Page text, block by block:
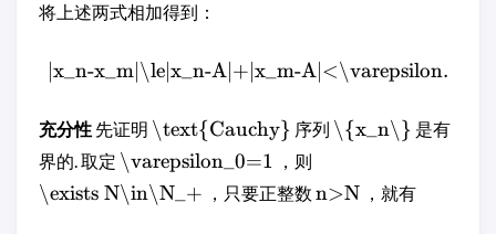
将上述两式相加得到：
|x_n-x_m|\le|x_n-A|+|x_m-A|<\varepsilon.
充分性 先证明 \text{Cauchy} 序列 \{x_n\} 是有
界的. 取定 \varepsilon_0=1 ，则
\exists N\in\N_+ ，只要正整数 n>N ，就有